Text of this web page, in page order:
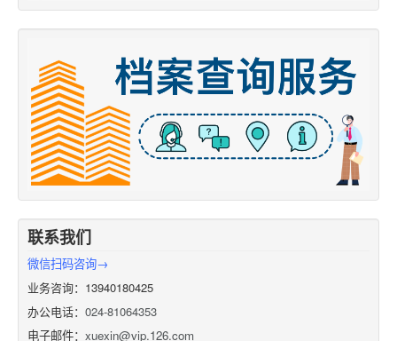
联系我们
微信扫码咨询→
业务咨询：13940180425
办公电话： 024-81064353
电子邮件： xuexin@vip.126.com